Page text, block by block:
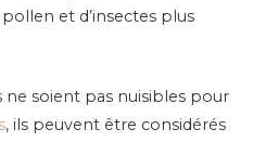
et d’insectes plus
ne soient pas nuisibles pour
, ils peuvent être considérés